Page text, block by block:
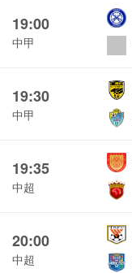
19:00
中甲
19:30
中甲
19:35
中超
20:00
中超